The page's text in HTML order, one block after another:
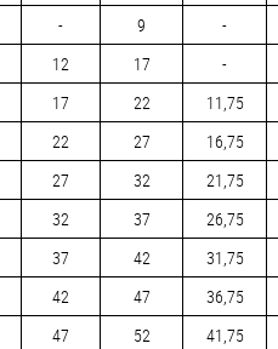
- 9 -
12 17 -
17 22 11,75
22 27 16,75
27 32 21,75
32 37 26,75
37 42 31,75
42 47 36,75
47 52 41,75